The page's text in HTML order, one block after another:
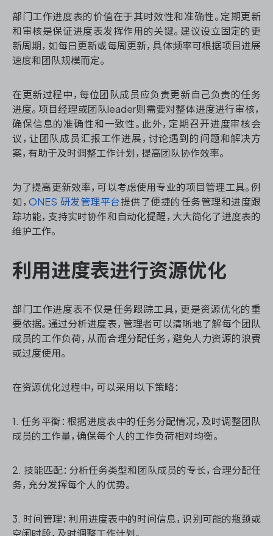
部门工作进度表的价值在于其时效性和准确性。定期更新
和审核是保证进度表发挥作用的关键。建议设立固定的更
新周期，如每日更新或每周更新，具体频率可根据项目进展
速度和团队规模而定。
在更新过程中，每位团队成员应负责更新自己负责的任务
进度。项目经理或团队leader则需要对整体进度进行审核，
确保信息的准确性和一致性。此外，定期召开进度审核会
议，让团队成员汇报工作进展，讨论遇到的问题和解决方
案，有助于及时调整工作计划，提高团队协作效率。
为了提高更新效率，可以考虑使用专业的项目管理工具。例
如， ONES 研发管理平台提供了便捷的任务管理和进度跟
踪功能，支持实时协作和自动化提醒，大大简化了进度表的
维护工作。
利用进度表进行资源优化
部门工作进度表不仅是任务跟踪工具，更是资源优化的重
要依据。通过分析进度表，管理者可以清晰地了解每个团队
成员的工作负荷，从而合理分配任务，避免人力资源的浪费
或过度使用。
在资源优化过程中，可以采用以下策略：
1. 任务平衡：根据进度表中的任务分配情况，及时调整团队
成员的工作量，确保每个人的工作负荷相对均衡。
2. 技能匹配：分析任务类型和团队成员的专长，合理分配任
务，充分发挥每个人的优势。
3. 时间管理：利用进度表中的时间信息，识别可能的瓶颈或
空闲时段，及时调整工作计划。